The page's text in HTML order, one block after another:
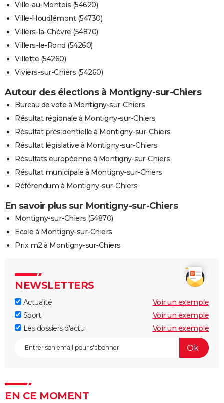
Ville-au-Montois (54620)
Ville-Houdlémont (54730)
Villers-la-Chèvre (54870)
Villers-le-Rond (54260)
Villette (54260)
Viviers-sur-Chiers (54260)
Autour des élections à Montigny-sur-Chiers
Bureau de vote à Montigny-sur-Chiers
Résultat régionale à Montigny-sur-Chiers
Résultat présidentielle à Montigny-sur-Chiers
Résultat législative à Montigny-sur-Chiers
Résultats européenne à Montigny-sur-Chiers
Résultat municipale à Montigny-sur-Chiers
Référendum à Montigny-sur-Chiers
En savoir plus sur Montigny-sur-Chiers
Montigny-sur-Chiers (54870)
Ecole à Montigny-sur-Chiers
Prix m2 à Montigny-sur-Chiers
NEWSLETTERS
Actualité
Voir un exemple
Sport
Voir un exemple
Les dossiers d'actu
Voir un exemple
EN CE MOMENT